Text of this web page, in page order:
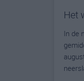
Het
In de